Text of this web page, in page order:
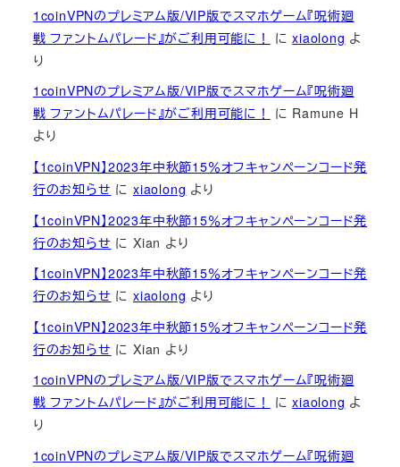
1coinVPNのプレミアム版/VIP版でスマホゲーム『呪術廻
戦 ファントムパレード』がご利用可能に！
にxiaolong よ
り
1coinVPNのプレミアム版/VIP版でスマホゲーム『呪術廻
戦 ファントムパレード』がご利用可能に！
に Ramune H
より
【1coinVPN】2023年中秋節15％オフキャンペーンコード発
行のお知らせ にxiaolong より
【1coinVPN】2023年中秋節15％オフキャンペーンコード発
行のお知らせ にXian より
【1coinVPN】2023年中秋節15％オフキャンペーンコード発
行のお知らせ にxiaolong より
【1coinVPN】2023年中秋節15％オフキャンペーンコード発
行のお知らせ にXian より
1coinVPNのプレミアム版/VIP版でスマホゲーム『呪術廻
戦 ファントムパレード』がご利用可能に！
にxiaolong よ
り
1coinVPNのプレミアム版/VIP版でスマホゲーム『呪術廻